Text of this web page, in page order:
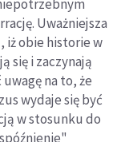
Uważniejsza
iż obie historie w
się i zaczynają
na to, że
wydaje się być
w stosunku do